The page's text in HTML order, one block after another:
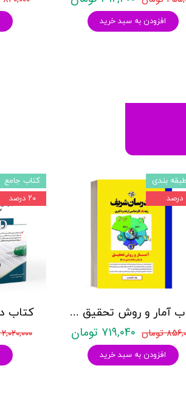
افزودن به سبد خرید
۲,۰۲۰,۰۰۰ تومان
کتاب جامع
۲۰ درصد
کتاب آمار و روش تحقیق مدرسان شریف
تومان ۷۱۹,۰۴۰ تومان
افزودن به سبد خرید
بندی